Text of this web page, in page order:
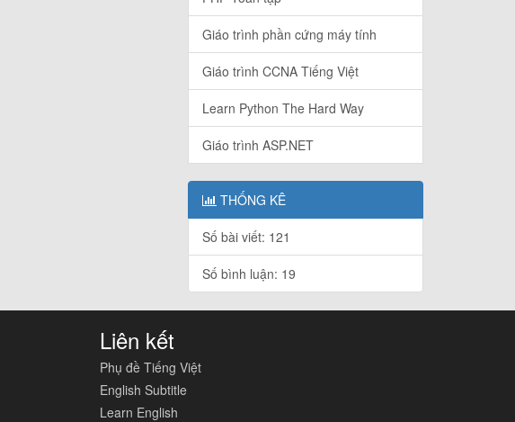
Giáo trình phần cứng máy tính
Giáo trình CCNA Tiếng Việt
Learn Python The Hard Way
Giáo trình ASP.NET
THỐNG KÊ
Số bài viết: 121
Số bình luận: 19
Liên kết
Phụ đề Tiếng Việt
English Subtitle
Learn English